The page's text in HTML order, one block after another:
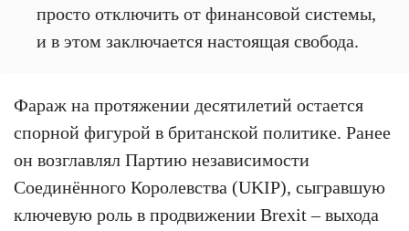
просто отключить от финансовой системы,
и в этом заключается настоящая свобода.
Фараж на протяжении десятилетий остается
спорной фигурой в британской политике. Ранее
он возглавлял Партию независимости
Соединённого Королевства (UKIP), сыгравшую
ключевую роль в продвижении Brexit – выхода